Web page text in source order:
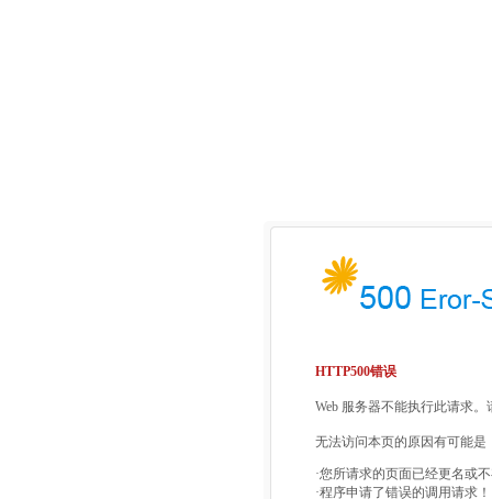
HTTP500错误
Web 服务器不能执行此请求
无法访问本页的原因有可能是
·您所请求的页面已经更名或
·程序申请了错误的调用请求！